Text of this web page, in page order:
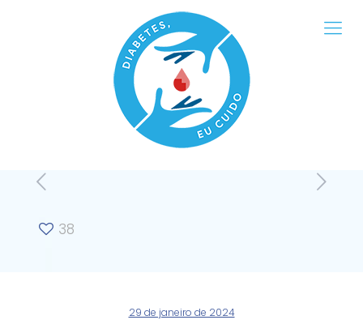
38
29 de janeiro de 2024